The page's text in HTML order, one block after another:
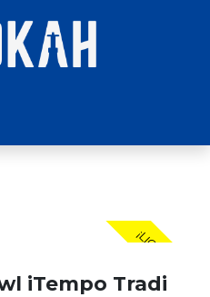
¡LIQUIDACIÓN!
iTempo Tradi